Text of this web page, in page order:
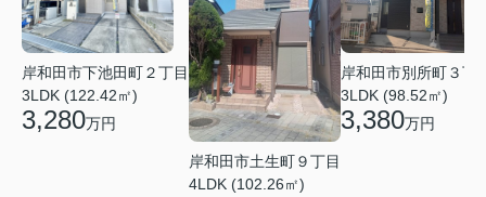
岸和田市下池田町２丁目
3LDK (122.42㎡)
3,280万円
岸和田市土生町９丁目
4LDK (102.26㎡)
岸和田市別所町３丁
3LDK (98.52㎡)
3,380万円